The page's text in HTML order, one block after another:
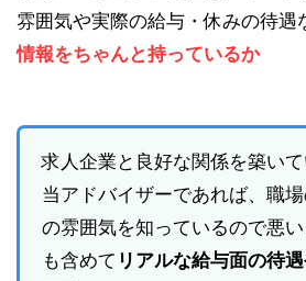
雰囲気や実際の給与・休みの待遇
情報をちゃんと持っているか
求人企業と良好な関係を築い
当アドバイザーであれば、職
の雰囲気を知っているので悪
も含めて リアルな給与面の待